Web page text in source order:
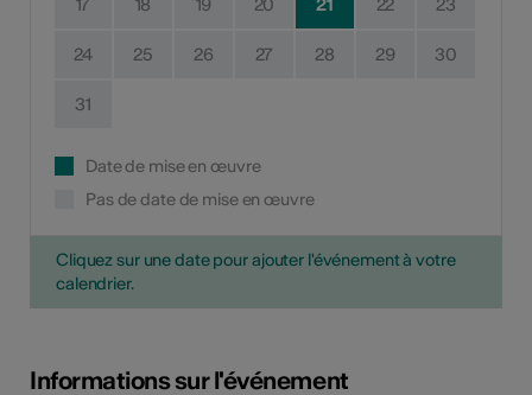
17 18 19 20 21 22 23
24 25 26 27 28 29 30
31
Date de mise en œuvre
Pas de date de mise en œuvre
Cliquez sur une date pour ajouter l'événement à votre
calendrier.
Informations sur l'événement